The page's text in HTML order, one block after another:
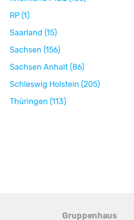
RP (1)
Saarland (15)
Sachsen (156)
Sachsen Anhalt (86)
Schleswig Holstein (205)
Thüringen (113)
Gruppenhaus